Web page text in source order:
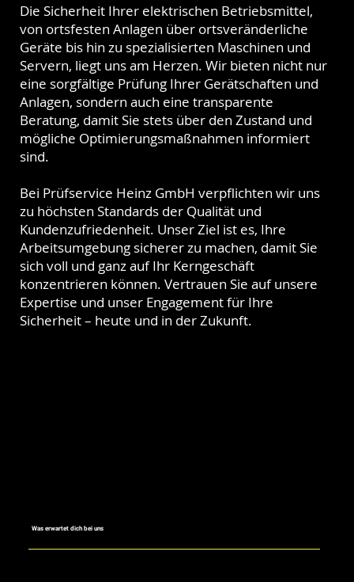
Die Sicherheit Ihrer elektrischen Betriebsmittel,
von ortsfesten Anlagen über ortsveränderliche
Geräte bis hin zu spezialisierten Maschinen und
Servern, liegt uns am Herzen. Wir bieten nicht nur
eine sorgfältige Prüfung Ihrer Gerätschaften und
Anlagen, sondern auch eine transparente
Beratung, damit Sie stets über den Zustand und
mögliche Optimierungsmaßnahmen informiert
sind.
Bei Prüfservice Heinz GmbH verpflichten wir uns
zu höchsten Standards der Qualität und
Kundenzufriedenheit. Unser Ziel ist es, Ihre
Arbeitsumgebung sicherer zu machen, damit Sie
sich voll und ganz auf Ihr Kerngeschäft
konzentrieren können. Vertrauen Sie auf unsere
Expertise und unser Engagement für Ihre
Sicherheit – heute und in der Zukunft.
Was erwartet dich bei uns